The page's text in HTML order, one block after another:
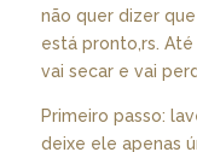
não quer dizer
está pronto,rs.
vai secar e vai
Primeiro passo:
deixe ele apenas